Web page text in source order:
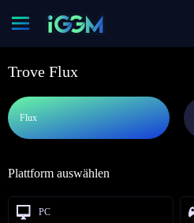
Trove Flux
Flux
Plattform auswählen
PC